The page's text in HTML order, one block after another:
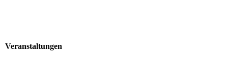
Veranstaltungen